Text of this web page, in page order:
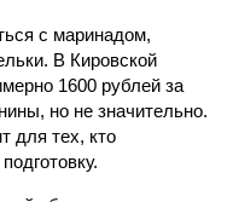
с маринадом,
В Кировской
1600 рублей за
но не значительно.
для тех, кто